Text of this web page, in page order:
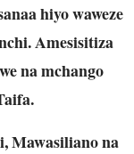
hiyo waweze
Amesisitiza
na mchango
Mawasiliano na